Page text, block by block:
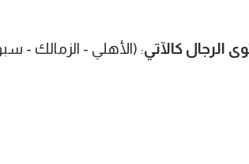
الرجال كالآتي: (الأهلي - الزمالك -